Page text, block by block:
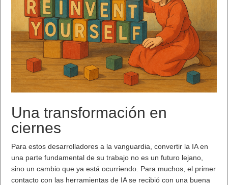
Una transformación en
ciernes
Para estos desarrolladores a la vanguardia, convertir la IA en
una parte fundamental de su trabajo no es un futuro lejano,
sino un cambio que ya está ocurriendo. Para muchos, el primer
contacto con las herramientas de IA se recibió con una buena